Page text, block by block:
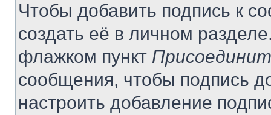
Чтобы добавить подпись к
создать её в личном
флажком пункт
сообщения, чтобы подпись
настроить добавление